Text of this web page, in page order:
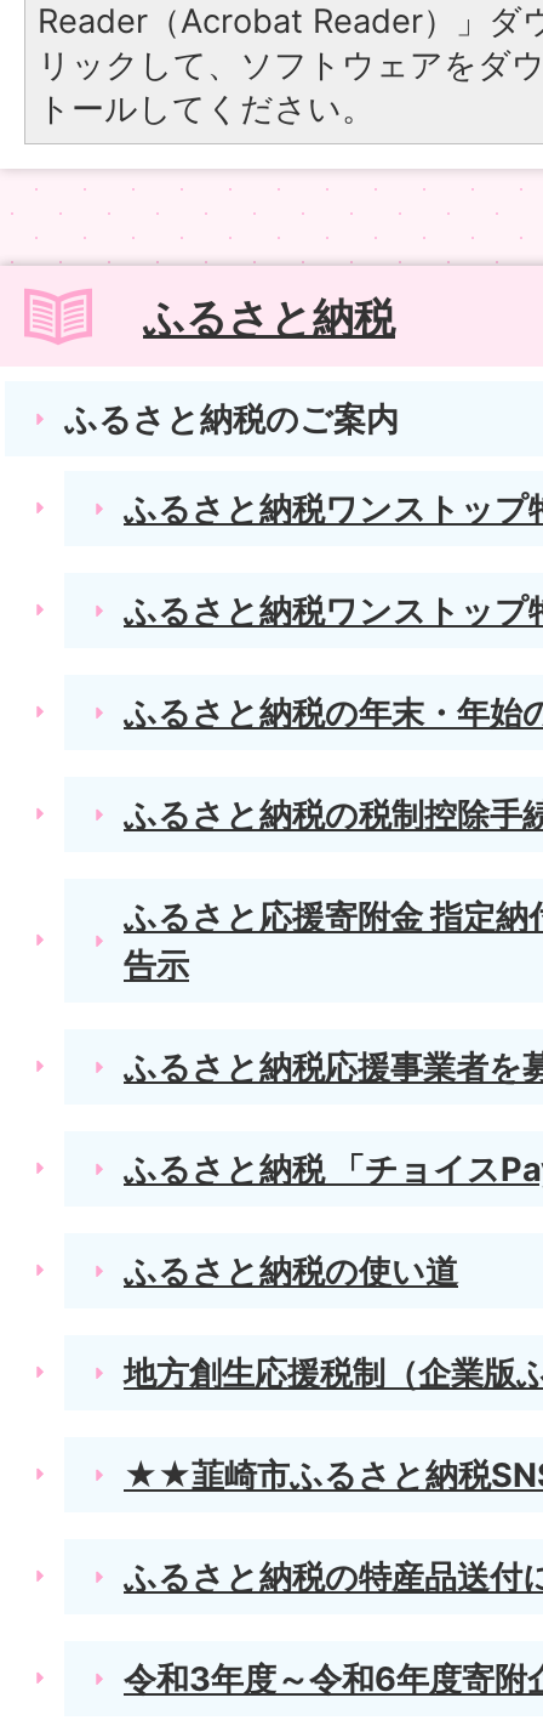
Reader（Acrobat Reader）」ダ
リックして、ソフトウェアをダ
トールしてください。
ふるさと納税
ふるさと納税のご案内
ふるさと納税ワンストップ
ふるさと納税ワンストップ
ふるさと納税の年末・年始
ふるさと納税の税制控除手
ふるさと応援寄附金 指定
告示
ふるさと納税応援事業者を
ふるさと納税 「チョイス
ふるさと納税の使い道
地方創生応援税制（企業版
★★韮崎市ふるさと納税
ふるさと納税の特産品送付
令和3年度～令和6年度寄附